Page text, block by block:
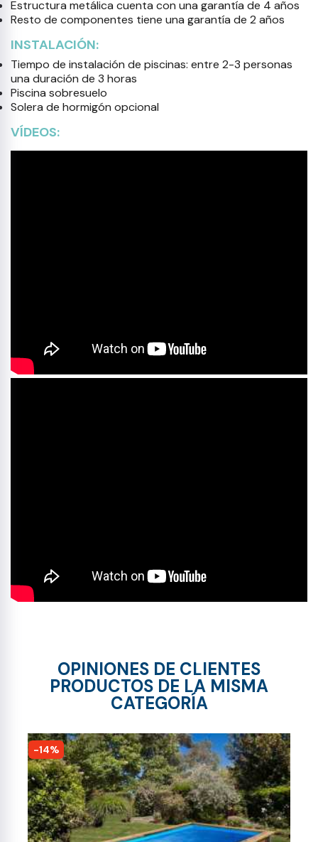
Estructura metálica cuenta con una garantía de 4 años
Resto de componentes tiene una garantía de 2 años
INSTALACIÓN:
Tiempo de instalación de piscinas: entre 2-3 personas
una duración de 3 horas
Piscina sobresuelo
Solera de hormigón opcional
VÍDEOS:
OPINIONES DE CLIENTES
PRODUCTOS DE LA MISMA
CATEGORÍA
-14%